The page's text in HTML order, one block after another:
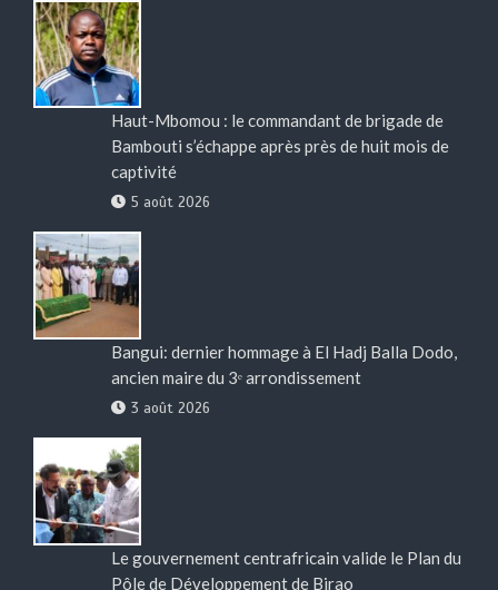
Haut-Mbomou : le commandant de brigade de
Bambouti s’échappe après près de huit mois de
captivité
5 août 2026
Bangui: dernier hommage à El Hadj Balla Dodo,
ancien maire du 3ᵉ arrondissement
3 août 2026
Le gouvernement centrafricain valide le Plan du
Pôle de Développement de Birao